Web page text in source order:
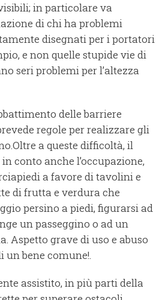
in particolare va
di chi ha problemi
disegnati per i portatori
e non quelle stupide vie di
seri problemi per l’altezza
delle barriere
regole per realizzare gli
Oltre a queste difficoltà, il
conto anche l’occupazione,
a favore di tavolini e
di frutta e verdura che
persino a piedi, figurarsi ad
un passeggino o ad un
Aspetto grave di uso e abuso
un bene comune!.
assistito, in più parti della